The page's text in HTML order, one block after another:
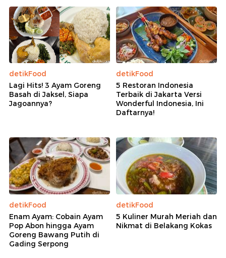
detikFood
Lagi Hits! 3 Ayam Goreng
Basah di Jaksel, Siapa
Jagoannya?
detikFood
5 Restoran Indonesia
Terbaik di Jakarta Versi
Wonderful Indonesia, Ini
Daftarnya!
detikFood
Enam Ayam: Cobain Ayam
Pop Abon hingga Ayam
Goreng Bawang Putih di
Gading Serpong
detikFood
5 Kuliner Murah Meriah dan
Nikmat di Belakang Kokas